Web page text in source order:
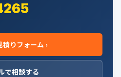
りフォーム ›
で相談する